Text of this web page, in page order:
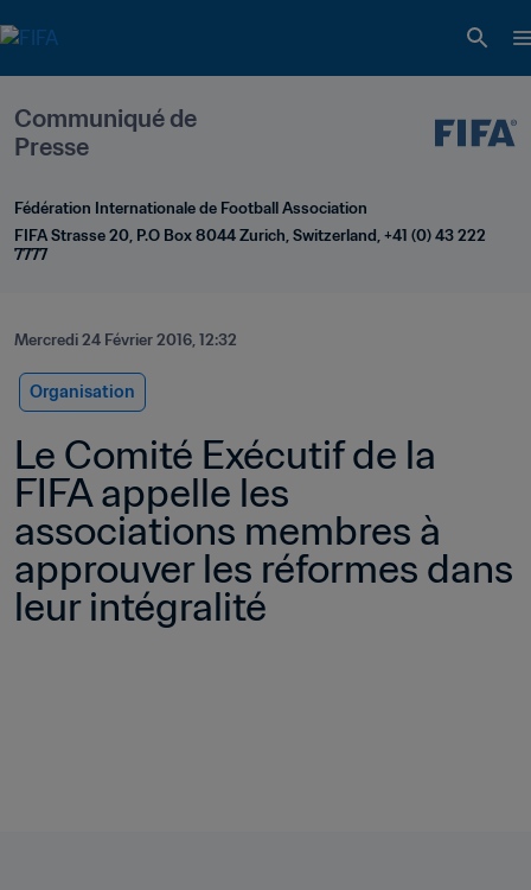
Communiqué de
Presse
Fédération Internationale de Football Association
FIFA Strasse 20, P.O Box 8044 Zurich, Switzerland, +41 (0) 43 222
7777
Mercredi 24 Février 2016, 12:32
Organisation
Le Comité Exécutif de la
FIFA appelle les
associations membres à
approuver les réformes dans
leur intégralité